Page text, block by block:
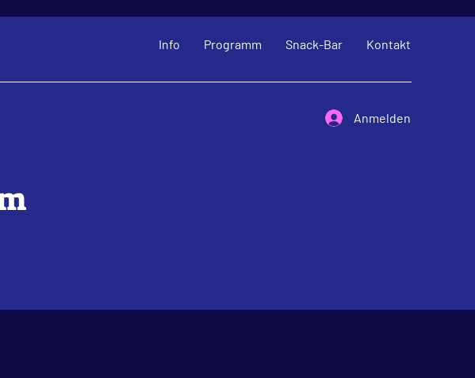
Info Programm Snack-Bar Kontakt
Anmelden